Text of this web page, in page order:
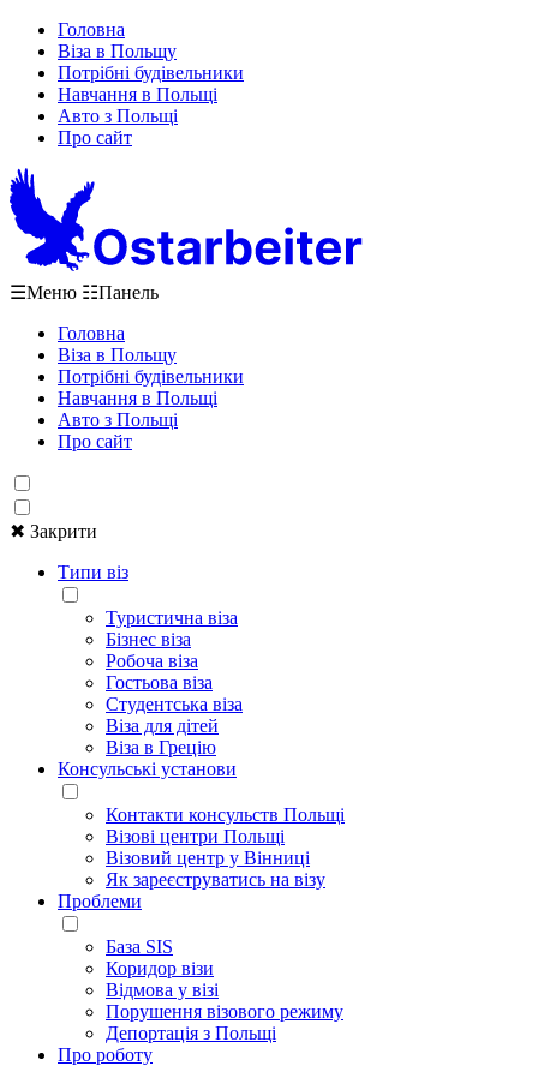
Головна
Віза в Польщу
Потрібні будівельники
Навчання в Польщі
Авто з Польщі
Про сайт
☰Меню ☷Панель
Головна
Віза в Польщу
Потрібні будівельники
Навчання в Польщі
Авто з Польщі
Про сайт
✖ Закрити
Типи віз
Туристична віза
Бізнес віза
Робоча віза
Гостьова віза
Студентська віза
Віза для дітей
Віза в Грецію
Консульські установи
Контакти консульств Польщі
Візові центри Польщі
Візовий центр у Вінниці
Як зареєструватись на візу
Проблеми
База SIS
Коридор візи
Відмова у візі
Порушення візового режиму
Депортація з Польщі
Про роботу